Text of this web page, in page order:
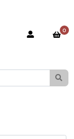
0